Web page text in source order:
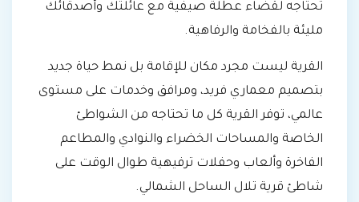
تحتاجه لقضاء عطلة صيفية مع عائلتك وأصدقائك
مليئة بالفخامة والرفاهية.
القرية ليست مجرد مكان للإقامة بل نمط حياة جديد
بتصميم معماري فريد، ومرافق وخدمات على مستوى
عالمي، توفر القرية كل ما تحتاجه من الشواطئ
الخاصة والمساحات الخضراء والنوادي والمطاعم
الفاخرة وألعاب وحفلات ترفيهية طوال الوقت على
شاطئ قرية تلال الساحل الشمالي.